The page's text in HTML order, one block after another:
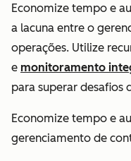
Economize tempo e
a lacuna entre o
operações. Utilize
e monitoramento
para superar desafios
Economize tempo e
gerenciamento de